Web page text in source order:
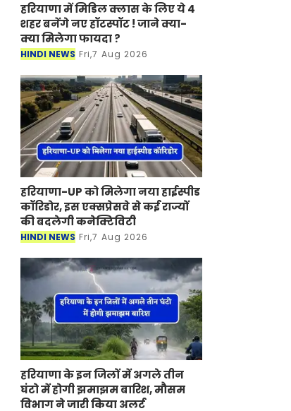
हरियाणा में मिडिल क्लास के लिए ये 4
शहर बनेंगे नए हॉटस्पॉट ! जाने क्या-
क्या मिलेगा फायदा ?
HINDI NEWS Fri,7 Aug 2026
हरियाणा-UP को मिलेगा नया हाईस्पीड
कॉरिडोर, इस एक्सप्रेसवे से कई राज्यों
की बदलेगी कनेक्टिविटी
HINDI NEWS Fri,7 Aug 2026
हरियाणा के इन जिलों में अगले तीन
घंटो में होगी झमाझम बारिश, मौसम
विभाग ने जारी किया अलर्ट